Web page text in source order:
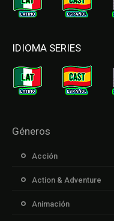
IDIOMA SERIES
Géneros
Acción
Action & Adventure
Animación